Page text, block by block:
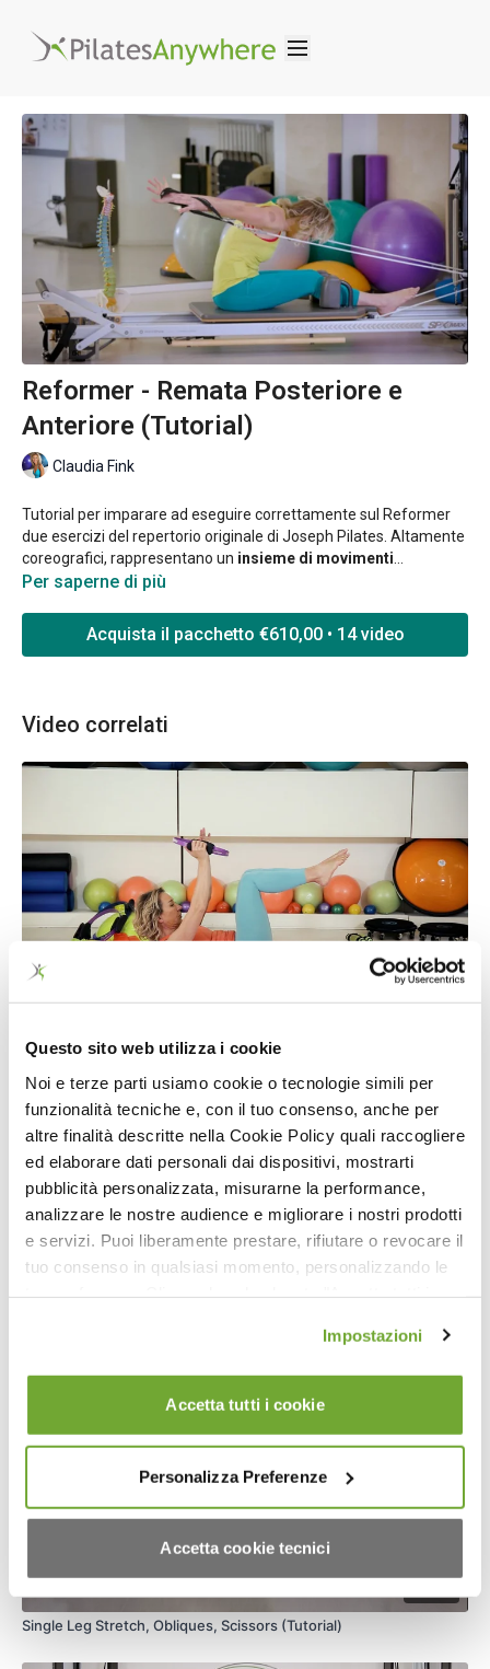
Questo sito web utilizza i cookie
Noi e terze parti usiamo cookie o tecnologie simili per
funzionalità tecniche e, con il tuo consenso, anche per
altre finalità descritte nella Cookie Policy quali raccogliere
ed elaborare dati personali dai dispositivi, mostrarti
pubblicità personalizzata, misurarne la performance,
analizzare le nostre audience e migliorare i nostri prodotti
e servizi. Puoi liberamente prestare, rifiutare o revocare il
tuo consenso in qualsiasi momento, personalizzando le
finalità indicate. Cliccando sul pulsante "Accetta cookie
tecnici" acconsenti all'uso dei soli cookie tecnici.
Impostazioni
Accetta tutti i cookie
Personalizza Preferenze
Accetta cookie tecnici
Reformer - Remata Posteriore e
Anteriore (Tutorial)
Claudia Fink
Tutorial per imparare ad eseguire correttamente sul Reformer
due esercizi del repertorio originale di Joseph Pilates. Altamente
coreografici, rappresentano un insieme di movimenti
danzereccicoordinati fra braccia e tronco.
Per saperne di più
Acquista il pacchetto €610,00 • 14 video
Video correlati
Single Leg Stretch, Obliques, Scissors (Tutorial)